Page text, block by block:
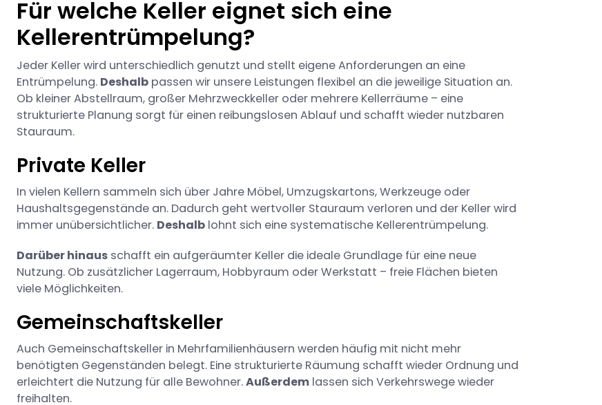
Für welche Keller eignet sich eine
Kellerentrümpelung?
Jeder Keller wird unterschiedlich genutzt und stellt eigene Anforderungen an eine
Entrümpelung. Deshalb passen wir unsere Leistungen flexibel an die jeweilige Situation an.
Ob kleiner Abstellraum, großer Mehrzweckkeller oder mehrere Kellerräume – eine
strukturierte Planung sorgt für einen reibungslosen Ablauf und schafft wieder nutzbaren
Stauraum.
Private Keller
In vielen Kellern sammeln sich über Jahre Möbel, Umzugskartons, Werkzeuge oder
Haushaltsgegenstände an. Dadurch geht wertvoller Stauraum verloren und der Keller wird
immer unübersichtlicher. Deshalb lohnt sich eine systematische Kellerentrümpelung.
Darüber hinaus schafft ein aufgeräumter Keller die ideale Grundlage für eine neue
Nutzung. Ob zusätzlicher Lagerraum, Hobbyraum oder Werkstatt – freie Flächen bieten
viele Möglichkeiten.
Gemeinschaftskeller
Auch Gemeinschaftskeller in Mehrfamilienhäusern werden häufig mit nicht mehr
benötigten Gegenständen belegt. Eine strukturierte Räumung schafft wieder Ordnung und
erleichtert die Nutzung für alle Bewohner.Außerdem lassen sich Verkehrswege wieder
freihalten.